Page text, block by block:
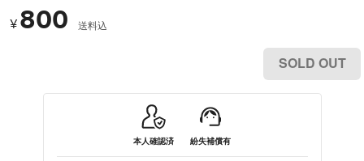
¥ 800 送料込
SOLD OUT
本人確認済 紛失補償有